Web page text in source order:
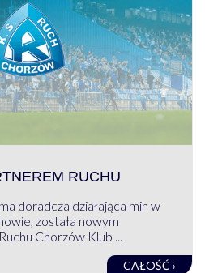
RUCHU
doradcza działająca min w
została nowym
Chorzów Klub ...
CAŁOŚĆ ›